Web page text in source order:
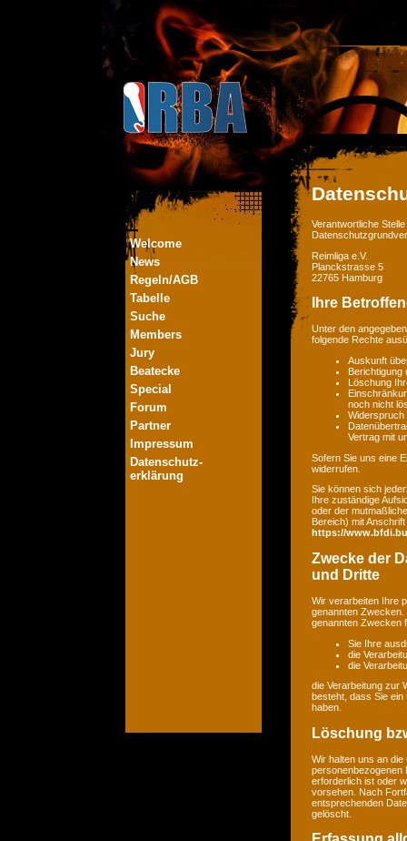
Welcome
News
Regeln/AGB
Tabelle
Suche
Members
Jury
Beatecke
Special
Forum
Partner
Impressum
Datenschutz-
erklärung
Verantwortliche
Reimliga e.V.
Planckstrasse 5
22765 Hamburg
Ihre
Unter den
folgende Rechte
Auskunft
Berichtigung
Löschung
noch nicht
Widerspruch
Vertrag mit
Sofern Sie uns eine
widerrufen.
Sie können sich
Ihre zuständige
oder der
Bereich) mit
https://
Zwecke der
und Dritte
Wir verarbeiten Ihre
genannten
genannten Zwecken
Sie Ihre
die
die
die Verarbeitung zur
besteht, dass Sie
haben.
Löschung
Wir halten uns an
personenbezogenen
erforderlich ist oder
vorsehen. Nach
entsprechenden
gelöscht.